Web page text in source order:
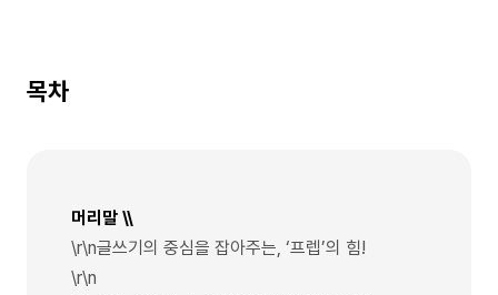
목차
머리말 \\
\r\n글쓰기의 중심을 잡아주는, ‘프렙’의 힘!
\r\n